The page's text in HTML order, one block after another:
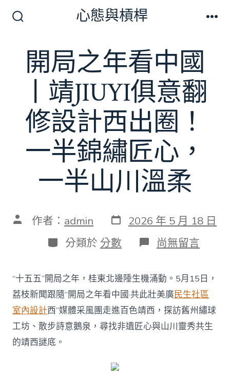
切
開
心態與槓桿
開局之年看中國
丨靖JIUYI俱意翻
修設計西出圈！
一半錦繡匠心，
一半山川溫柔
文 作者： admin 發
表
日
期
2026 年 5 月 18 日
分
類
分類於 分數 在
〈開
之
年
看
中
國
丨
靖
尚無留言
“十五五”開局之年，桂東北邊陲生機涌動。5月15日，
荔枝新聞跟隨“開局之年看中國·共此壯美廣民生社區
室內設計西”媒體采風團走進百色靖西，探訪舊州繡球
工坊、散步詩意鵝泉，尋找非遺匠心與山川靈秀共生
的靖西謎底。